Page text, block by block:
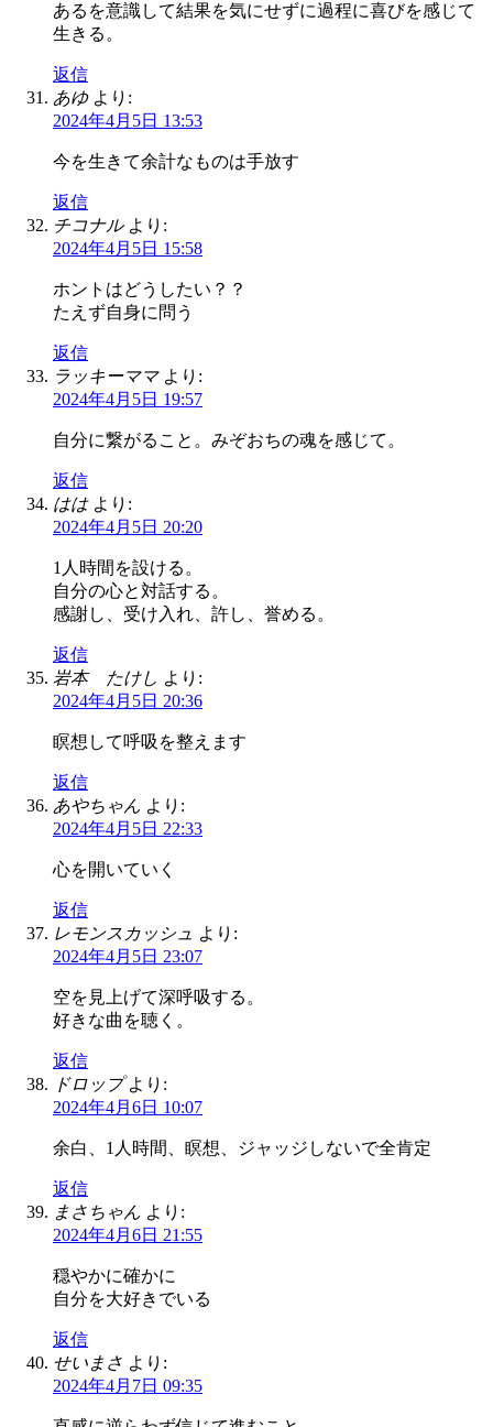
あるを意識して結果を気にせずに過程に喜びを感じて
生きる。
返信
あゆ より:
2024年4月5日 13:53
今を生きて余計なものは手放す
返信
チコナル より:
2024年4月5日 15:58
ホントはどうしたい？？
たえず自身に問う
返信
ラッキーママ より:
2024年4月5日 19:57
自分に繋がること。みぞおちの魂を感じて。
返信
はは より:
2024年4月5日 20:20
1人時間を設ける。
自分の心と対話する。
感謝し、受け入れ、許し、誉める。
返信
岩本 たけし より:
2024年4月5日 20:36
瞑想して呼吸を整えます
返信
あやちゃん より:
2024年4月5日 22:33
心を開いていく
返信
レモンスカッシュ より:
2024年4月5日 23:07
空を見上げて深呼吸する。
好きな曲を聴く。
返信
ドロップ より:
2024年4月6日 10:07
余白、1人時間、瞑想、ジャッジしないで全肯定
返信
まさちゃん より:
2024年4月6日 21:55
穏やかに確かに
自分を大好きでいる
返信
せいまさ より:
2024年4月7日 09:35